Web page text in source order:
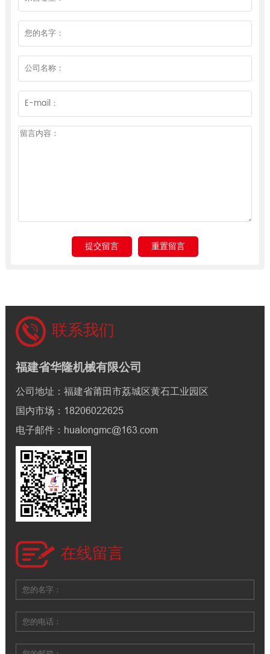
联系我们
福建省华隆机械有限公司
公司地址：福建省莆田市荔城区黄石工业园区
国内市场：18206022625
电子邮件：hualongmc@163.com
在线留言